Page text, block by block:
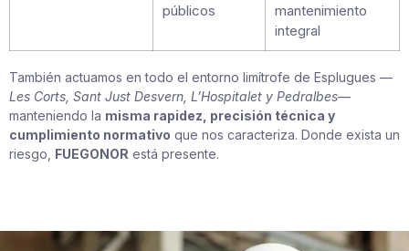
públicos
mantenimiento
integral
También actuamos en todo el entorno limítrofe de Esplugues —
Les Corts, Sant Just Desvern, L’Hospitalet y Pedralbes—
manteniendo la misma rapidez, precisión técnica y
cumplimiento normativo que nos caracteriza. Donde exista un
riesgo, FUEGONOR está presente.